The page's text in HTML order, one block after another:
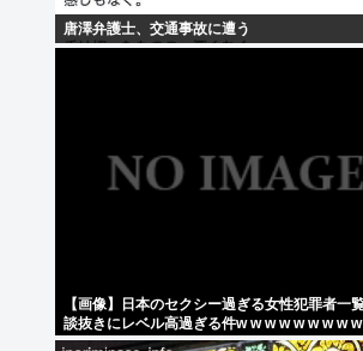
唐澤弁護士、交通事故に遭う
【画像】日本のセクシー過ぎる女性犯罪者一
談抜きにレベル高過ぎる件w w w w w w w w w